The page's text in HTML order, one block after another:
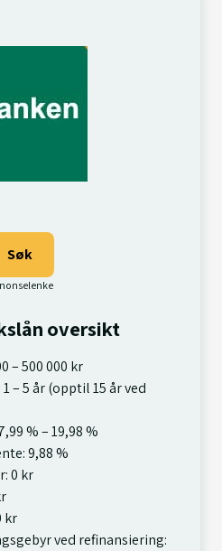
Søk
oversikt
– 500 000 kr
– 5 år (opptil 15 år ved
% – 19,98 %
9,88 %
0 kr
kr
ved refinansiering: